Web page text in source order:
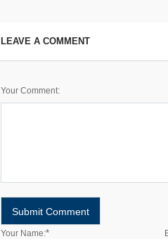
LEAVE A COMMENT
Your Comment:
Your Name:*